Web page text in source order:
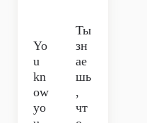
Yo
u
kn
ow
yo
Ты
зн
ае
шь
,
чт